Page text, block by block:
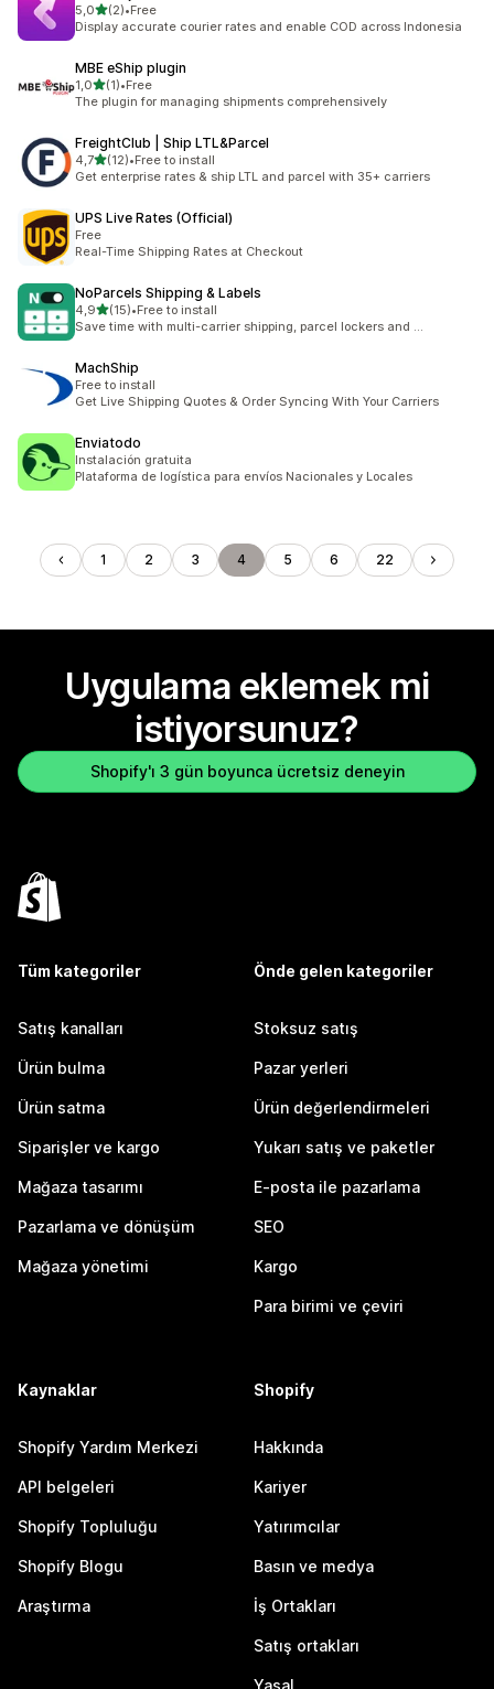
5,05 yıldız üzerinden
(2)
toplam 2 değerlendirme
•Free
Display accurate courier rates and enable COD across Indonesia
MBE eShip plugin
1,05 yıldız üzerinden
(1)
toplam 1 değerlendirme
•Free
The plugin for managing shipments comprehensively
FreightClub | Ship LTL&Parcel
4,75 yıldız üzerinden
(12)
toplam 12 değerlendirme
•Free to install
Get enterprise rates & ship LTL and parcel with 35+ carriers
UPS Live Rates (Official)
Free
Real-Time Shipping Rates at Checkout
NoParcels Shipping & Labels
4,95 yıldız üzerinden
(15)
toplam 15 değerlendirme
•Free to install
Save time with multi-carrier shipping, parcel lockers and ...
MachShip
Free to install
Get Live Shipping Quotes & Order Syncing With Your Carriers
Enviatodo
Instalación gratuita
Plataforma de logística para envíos Nacionales y Locales
1 2 3 4 5 6 22
Uygulama eklemek mi
istiyorsunuz?
Shopify'ı 3 gün boyunca ücretsiz deneyin
Tüm kategoriler
Satış kanalları
Ürün bulma
Ürün satma
Siparişler ve kargo
Mağaza tasarımı
Pazarlama ve dönüşüm
Mağaza yönetimi
Önde gelen kategoriler
Stoksuz satış
Pazar yerleri
Ürün değerlendirmeleri
Yukarı satış ve paketler
E-posta ile pazarlama
SEO
Kargo
Para birimi ve çeviri
Kaynaklar
Shopify Yardım Merkezi
API belgeleri
Shopify Topluluğu
Shopify Blogu
Araştırma
Shopify
Hakkında
Kariyer
Yatırımcılar
Basın ve medya
İş Ortakları
Satış ortakları
Yasal